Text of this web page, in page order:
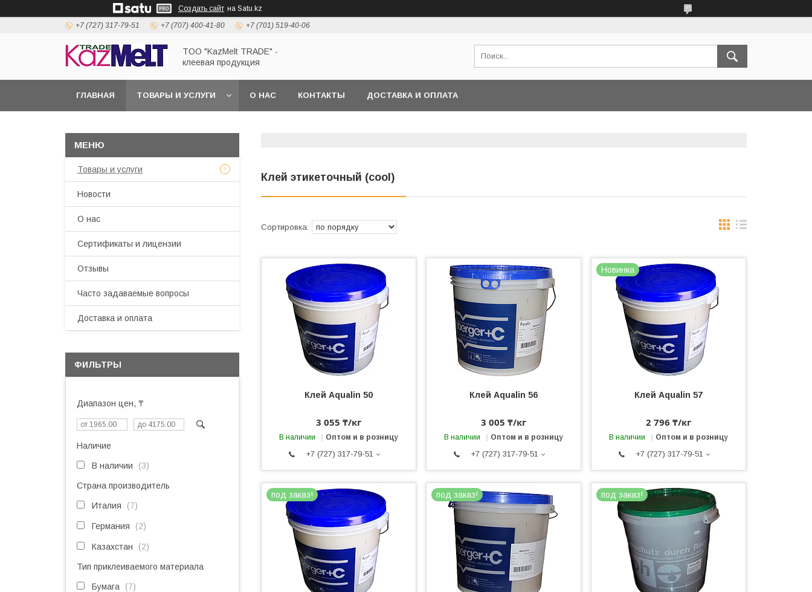
Создать сайт на Satu.kz
+7 (727) 317-79-51 +7 (707) 400-41-80 +7 (701) 519-40-06
TOO "KazMelt TRADE" -
клеевая продукция
ГЛАВНАЯ ТОВАРЫ И УСЛУГИ О НАС КОНТАКТЫ ДОСТАВКА И ОПЛАТА
Клей этикеточный (cool)
Клей Aqualin 50
3 055 ₸/кг
В наличии Оптом и в розницу
+7 (727) 317-79-51
Клей Aqualin 56
3 005 ₸/кг
В наличии Оптом и в розницу
+7 (727) 317-79-51
Новинка
Клей Aqualin 57
2 796 ₸/кг
В наличии Оптом и в розницу
+7 (727) 317-79-51
под заказ! под заказ! под заказ!
Товары и услуги
Новости
О нас
Сертификаты и лицензии
Отзывы
Часто задаваемые вопросы
Доставка и оплата
ФИЛЬТРЫ
Диапазон цен, ₸
Наличие
В наличии 3
Страна производитель
Италия 7
Германия 2
Казахстан 2
Тип приклеиваемого материала
Бумага 7